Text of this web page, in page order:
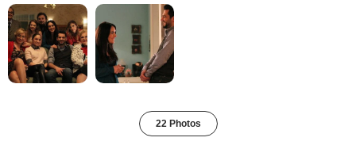
22 Photos